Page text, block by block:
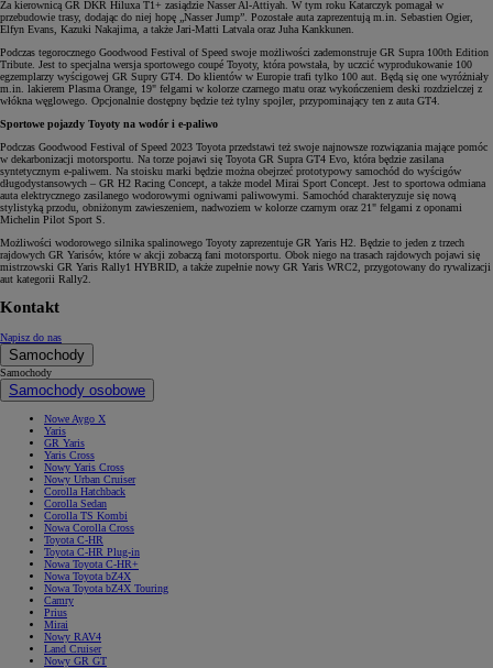
Za kierownicą GR DKR Hiluxa T1+ zasiądzie Nasser Al-Attiyah. W tym roku Katarczyk pomagał w
przebudowie trasy, dodając do niej hopę „Nasser Jump”. Pozostałe auta zaprezentują m.in. Sebastien Ogier,
Elfyn Evans, Kazuki Nakajima, a także Jari-Matti Latvala oraz Juha Kankkunen.
Podczas tegorocznego Goodwood Festival of Speed swoje możliwości zademonstruje GR Supra 100th Edition
Tribute. Jest to specjalna wersja sportowego coupé Toyoty, która powstała, by uczcić wyprodukowanie 100
egzemplarzy wyścigowej GR Supry GT4. Do klientów w Europie trafi tylko 100 aut. Będą się one wyróżniały
m.in. lakierem Plasma Orange, 19" felgami w kolorze czarnego matu oraz wykończeniem deski rozdzielczej z
włókna węglowego. Opcjonalnie dostępny będzie też tylny spojler, przypominający ten z auta GT4.
Sportowe pojazdy Toyoty na wodór i e-paliwo
Podczas Goodwood Festival of Speed 2023 Toyota przedstawi też swoje najnowsze rozwiązania mające pomóc
w dekarbonizacji motorsportu. Na torze pojawi się Toyota GR Supra GT4 Evo, która będzie zasilana
syntetycznym e-paliwem. Na stoisku marki będzie można obejrzeć prototypowy samochód do wyścigów
długodystansowych – GR H2 Racing Concept, a także model Mirai Sport Concept. Jest to sportowa odmiana
auta elektrycznego zasilanego wodorowymi ogniwami paliwowymi. Samochód charakteryzuje się nową
stylistyką przodu, obniżonym zawieszeniem, nadwoziem w kolorze czarnym oraz 21" felgami z oponami
Michelin Pilot Sport S.
Możliwości wodorowego silnika spalinowego Toyoty zaprezentuje GR Yaris H2. Będzie to jeden z trzech
rajdowych GR Yarisów, które w akcji zobaczą fani motorsportu. Obok niego na trasach rajdowych pojawi się
mistrzowski GR Yaris Rally1 HYBRID, a także zupełnie nowy GR Yaris WRC2, przygotowany do rywalizacji
aut kategorii Rally2.
Kontakt
Napisz do nas
Samochody
Samochody
Samochody osobowe
Nowe Aygo X
Yaris
GR Yaris
Yaris Cross
Nowy Yaris Cross
Nowy Urban Cruiser
Corolla Hatchback
Corolla Sedan
Corolla TS Kombi
Nowa Corolla Cross
Toyota C-HR
Toyota C-HR Plug-in
Nowa Toyota C-HR+
Nowa Toyota bZ4X
Nowa Toyota bZ4X Touring
Camry
Prius
Mirai
Nowy RAV4
Land Cruiser
Nowy GR GT